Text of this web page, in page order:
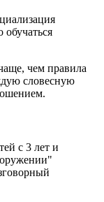
чем правила
словесную
с 3 лет и